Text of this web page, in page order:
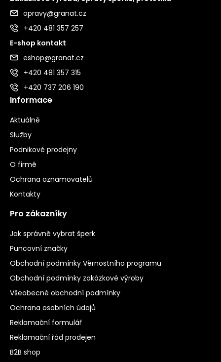
opravy@granat.cz
+420 481 357 257
E-shop kontakt
eshop@granat.cz
+420 481 357 315
+420 737 206 190
Informace
Aktuálně
Služby
Podnikové prodejny
O firmě
Ochrana oznamovatelů
Kontakty
Pro zákazníky
Jak správně vybrat šperk
Puncovní značky
Obchodní podmínky Věrnostního programu
Obchodní podmínky zakázkové výroby
Všeobecné obchodní podmínky
Ochrana osobních údajů
Reklamační formulář
Reklamační řád prodejen
B2B shop